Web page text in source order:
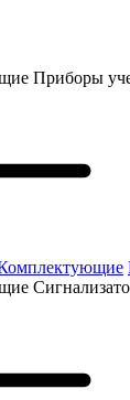
Приборы